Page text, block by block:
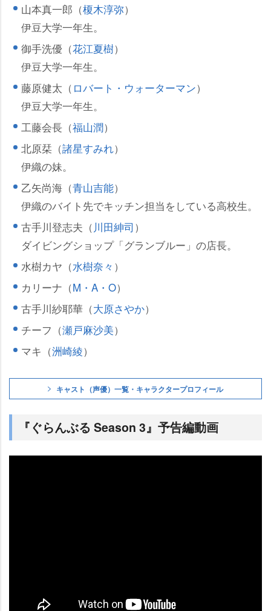
山本真一郎（榎木淳弥）
伊豆大学一年生。
御手洗優（花江夏樹）
伊豆大学一年生。
藤原健太（ ロバート・ウォーターマン）
伊豆大学一年生。
工藤会長（福山潤）
北原栞（諸星すみれ）
伊織の妹。
乙矢尚海（青山吉能）
伊織のバイト先でキッチン担当をしている高校生。
古手川登志夫（ 川田紳司 ）
ダイビングショップ「グランブルー」の店長。
水樹カヤ（水樹奈々 ）
カリーナ（M・A・O）
古手川紗耶華（大原さやか）
チーフ（瀬戸麻沙美）
マキ（洲崎綾）
キャスト（声優）一覧・キャラクタープロフィール
『ぐらんぶる Season 3』予告編動画